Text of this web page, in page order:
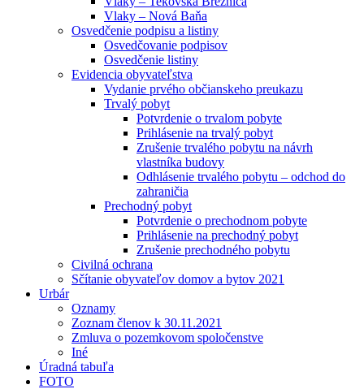
Vlaky – Nová Baňa
Osvedčenie podpisu a listiny
Osvedčovanie podpisov
Osvedčenie listiny
Evidencia obyvateľstva
Vydanie prvého občianskeho preukazu
Trvalý pobyt
Potvrdenie o trvalom pobyte
Prihlásenie na trvalý pobyt
Zrušenie trvalého pobytu na návrh
vlastníka budovy
Odhlásenie trvalého pobytu – odchod do
zahraničia
Prechodný pobyt
Potvrdenie o prechodnom pobyte
Prihlásenie na prechodný pobyt
Zrušenie prechodného pobytu
Civilná ochrana
Sčítanie obyvateľov domov a bytov 2021
Urbár
Oznamy
Zoznam členov k 30.11.2021
Zmluva o pozemkovom spoločenstve
Iné
Úradná tabuľa
FOTO